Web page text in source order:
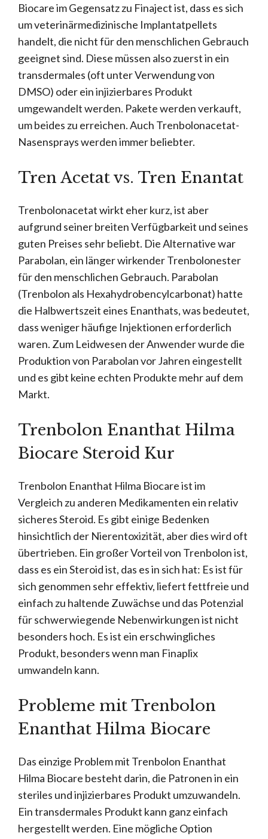
Biocare im Gegensatz zu Finaject ist, dass es sich
um veterinärmedizinische Implantatpellets
handelt, die nicht für den menschlichen Gebrauch
geeignet sind. Diese müssen also zuerst in ein
transdermales (oft unter Verwendung von
DMSO) oder ein injizierbares Produkt
umgewandelt werden. Pakete werden verkauft,
um beides zu erreichen. Auch Trenbolonacetat-
Nasensprays werden immer beliebter.
Tren Acetat vs. Tren Enantat
Trenbolonacetat wirkt eher kurz, ist aber
aufgrund seiner breiten Verfügbarkeit und seines
guten Preises sehr beliebt. Die Alternative war
Parabolan, ein länger wirkender Trenbolonester
für den menschlichen Gebrauch. Parabolan
(Trenbolon als Hexahydrobencylcarbonat) hatte
die Halbwertszeit eines Enanthats, was bedeutet,
dass weniger häufige Injektionen erforderlich
waren. Zum Leidwesen der Anwender wurde die
Produktion von Parabolan vor Jahren eingestellt
und es gibt keine echten Produkte mehr auf dem
Markt.
Trenbolon Enanthat Hilma
Biocare Steroid Kur
Trenbolon Enanthat Hilma Biocare ist im
Vergleich zu anderen Medikamenten ein relativ
sicheres Steroid. Es gibt einige Bedenken
hinsichtlich der Nierentoxizität, aber dies wird oft
übertrieben. Ein großer Vorteil von Trenbolon ist,
dass es ein Steroid ist, das es in sich hat: Es ist für
sich genommen sehr effektiv, liefert fettfreie und
einfach zu haltende Zuwächse und das Potenzial
für schwerwiegende Nebenwirkungen ist nicht
besonders hoch. Es ist ein erschwingliches
Produkt, besonders wenn man Finaplix
umwandeln kann.
Probleme mit Trenbolon
Enanthat Hilma Biocare
Das einzige Problem mit Trenbolon Enanthat
Hilma Biocare besteht darin, die Patronen in ein
steriles und injizierbares Produkt umzuwandeln.
Ein transdermales Produkt kann ganz einfach
hergestellt werden. Eine mögliche Option